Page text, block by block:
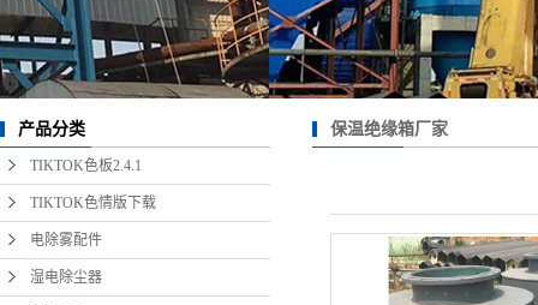
产品分类
TIKTOK色板2.4.1
TIKTOK色情版下载
电除雾配件
湿电除尘器
保温绝缘箱厂家